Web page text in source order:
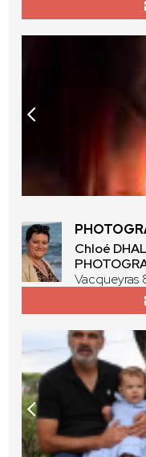
Chloé
Vacqueyras